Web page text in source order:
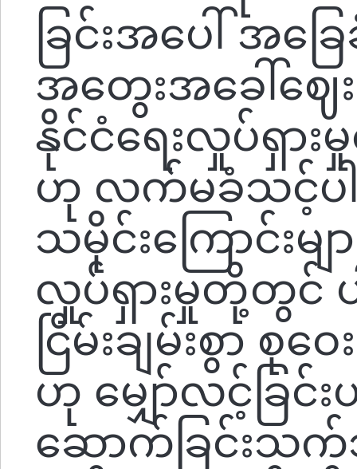
ခြင်းအပေါ် အ
အတွေးအခေါ်ဈေ
နိုင်ငံရေးလှုပ်ရှာ
ဟု လက်မခံသင့်ပါ
သမိုင်းကြောင်းမျ
လှုပ်ရှားမှုတို့တွင်
ငြိမ်းချမ်းစွာ စု
ဟု မျှော်လင့်ခြ
ဆောက်ခြင်းသ